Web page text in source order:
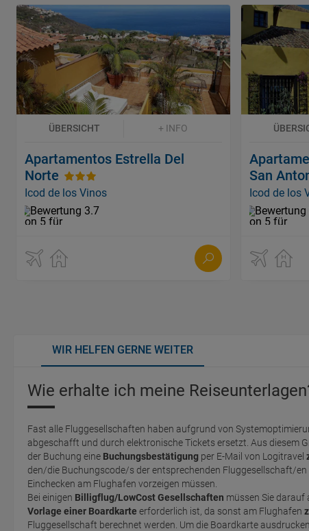
ÜBERSICHT + INFO
Apartamentos Estrella Del
Norte
Icod de los Vinos
San
Icod de los
WIR HELFEN GERNE WEITER
Wie erhalte ich meine
Fast alle Fluggesellschaften haben aufgrund von
abgeschafft und durch elektronische Tickets ersetzt. Aus diesem
der Buchung eine Buchungsbestätigung per E-Mail von Logitravel
den/die Buchungscode/s der entsprechenden Fluggesellschaft/en
Einchecken am Flughafen vorzeigen müssen.
Bei einigen Billigflug/LowCost Gesellschaften müssen Sie darauf
Vorlage einer Boardkarte erforderlich ist, da sonst am Flughafen
Fluggesellschaft berechnet werden. Um die Boardkarte ausdrucken zu können, müssen Sie einen